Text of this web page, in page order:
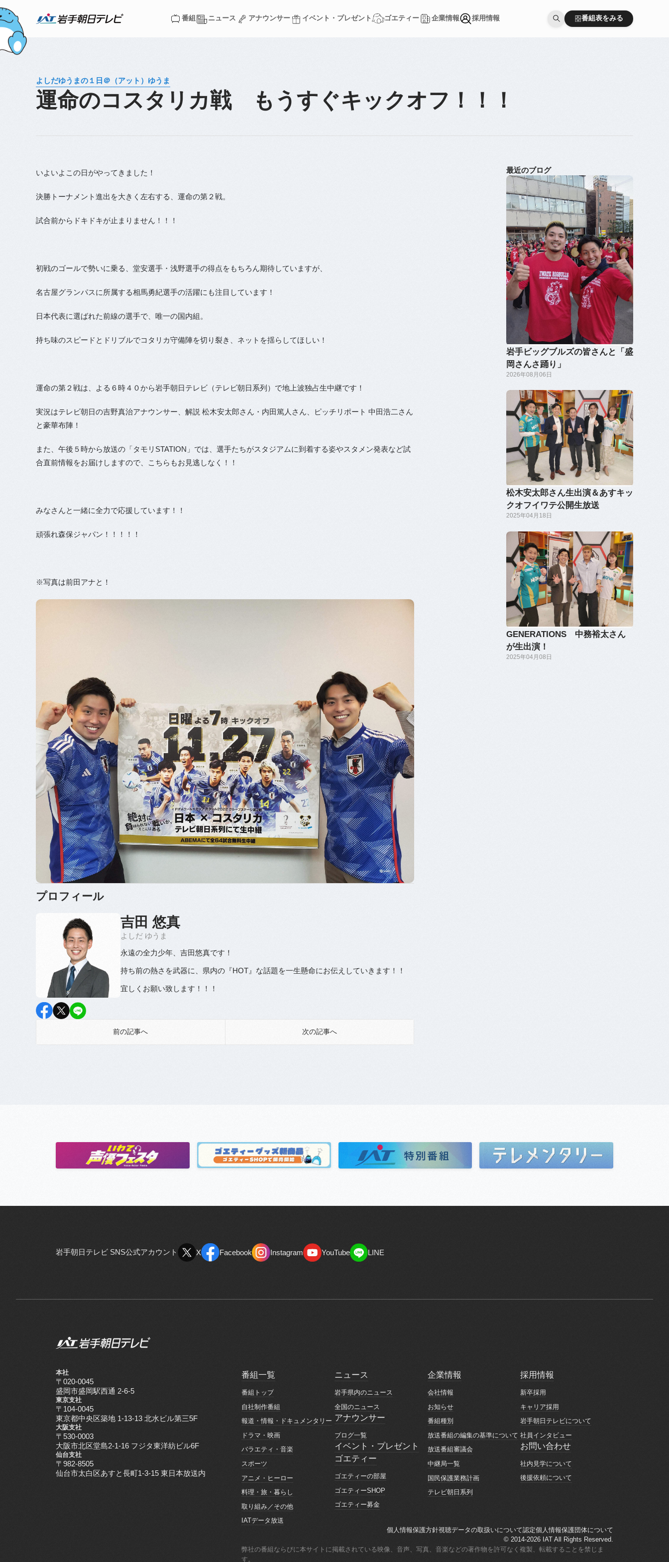
番組
ニュース
アナウンサー
イベント・プレゼント
ゴエティー
企業情報
採用情報
番組表をみる
番組表をみる
よしだゆうまの１日＠（アット）ゆうま
運命のコスタリカ戦 もうすぐキックオフ！！！
いよいよこの日がやってきました！
決勝トーナメント進出を大きく左右する、運命の第２戦。
試合前からドキドキが止まりません！！！
初戦のゴールで勢いに乗る、堂安選手・浅野選手の得点をもちろん期待していますが、
名古屋グランパスに所属する相馬勇紀選手の活躍にも注目しています！
日本代表に選ばれた前線の選手で、唯一の国内組。
持ち味のスピードとドリブルでコタリカ守備陣を切り裂き、ネットを揺らしてほしい！
運命の第２戦は、よる６時４０から岩手朝日テレビ（テレビ朝日系列）で地上波独占生中継です！
実況はテレビ朝日の吉野真治アナウンサー、解説 松木安太郎さん・内田篤人さん、ピッチリポート 中田浩二さん
と豪華布陣！
また、午後５時から放送の「タモリSTATION」では、選手たちがスタジアムに到着する姿やスタメン発表など試
合直前情報をお届けしますので、こちらもお見逃しなく！！
みなさんと一緒に全力で応援しています！！
頑張れ森保ジャパン！！！！！
※写真は前田アナと！
プロフィール
よしだ ゆうま
吉田 悠真
永遠の全力少年、吉田悠真です！
持ち前の熱さを武器に、県内の『HOT』な話題を一生懸命にお伝えしていきます！！
宜しくお願い致します！！！
前の記事へ 次の記事へ
最近のブログ
岩手ビッグブルズの皆さんと「盛
岡さんさ踊り」
2026年08月06日
松木安太郎さん生出演＆あすキッ
クオフイワテ公開生放送
2025年04月18日
GENERATIONS 中務裕太さん
が生出演！
2025年04月08日
岩手朝日テレビ SNS公式アカウント
X
Facebook
Instagram
YouTube
LINE
本社
〒020-0045
盛岡市盛岡駅西通 2-6-5
東京支社
〒104-0045
東京都中央区築地 1-13-13 北水ビル第三5F
大阪支社
〒530-0003
大阪市北区堂島2-1-16 フジタ東洋紡ビル6F
仙台支社
〒982-8505
仙台市太白区あすと長町1-3-15 東日本放送内
番組一覧
番組一覧
番組トップ
番組トップ
自社制作番組
自社制作番組
報道・情報・ドキュメンタリー
報道・情報・ドキュメンタリー
ドラマ・映画
バラエティ・音楽
スポーツ
アニメ・ヒーロー
アニメ・ヒーロー
料理・旅・暮らし
料理・旅・暮らし
取り組み／その他
取り組み／その他
IATデータ放送
ニュース
ニュース
岩手県内のニュース
岩手県内のニュース
全国のニュース
全国のニュース
アナウンサー
アナウンサー
ブログ一覧
ブログ一覧
イベント・プレゼント
イベント・プレゼント
ゴエティー
ゴエティー
ゴエティーの部屋
ゴエティーの部屋
ゴエティーSHOP
ゴエティーSHOP
ゴエティー募金
企業情報
企業情報
会社情報
会社情報
お知らせ
お知らせ
番組種別
番組種別
放送番組の編集の基準について
放送番組の編集の基準について
放送番組審議会
放送番組審議会
中継局一覧
国民保護業務計画
国民保護業務計画
テレビ朝日系列
採用情報
採用情報
新卒採用
キャリア採用
キャリア採用
岩手朝日テレビについて
岩手朝日テレビについて
社員インタビュー
社員インタビュー
お問い合わせ
お問い合わせ
社内見学について
社内見学について
後援依頼について
個人情報保護方針視聴データの取扱いについて
視聴データの取扱いについて
認定個人情報保護団体について
認定個人情報保護団体について
© 2014-2026 IAT All Rights Reserved.
弊社の番組ならびに本サイトに掲載されている映像、音声、写真、音楽などの著作物を許可なく複製、転載することを禁じま
す。